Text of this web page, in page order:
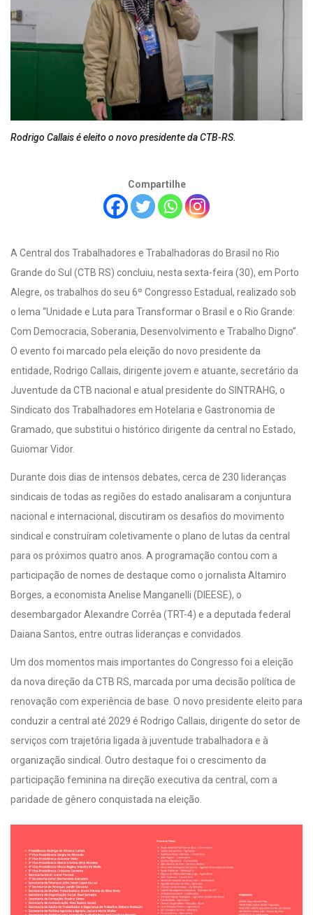
Rodrigo Callais é eleito o novo presidente da CTB-RS.
Compartilhe
A Central dos Trabalhadores e Trabalhadoras do Brasil no Rio
Grande do Sul (CTB RS) concluiu, nesta sexta-feira (30), em Porto
Alegre, os trabalhos do seu 6º Congresso Estadual, realizado sob
o lema “Unidade e Luta para Transformar o Brasil e o Rio Grande:
Com Democracia, Soberania, Desenvolvimento e Trabalho Digno”.
O evento foi marcado pela eleição do novo presidente da
entidade, Rodrigo Callais, dirigente jovem e atuante, secretário da
Juventude da CTB nacional e atual presidente do SINTRAHG, o
Sindicato dos Trabalhadores em Hotelaria e Gastronomia de
Gramado, que substitui o histórico dirigente da central no Estado,
Guiomar Vidor.
Durante dois dias de intensos debates, cerca de 230 lideranças
sindicais de todas as regiões do estado analisaram a conjuntura
nacional e internacional, discutiram os desafios do movimento
sindical e construíram coletivamente o plano de lutas da central
para os próximos quatro anos. A programação contou com a
participação de nomes de destaque como o jornalista Altamiro
Borges, a economista Anelise Manganelli (DIEESE), o
desembargador Alexandre Corrêa (TRT-4) e a deputada federal
Daiana Santos, entre outras lideranças e convidados.
Um dos momentos mais importantes do Congresso foi a eleição
da nova direção da CTB RS, marcada por uma decisão política de
renovação com experiência de base. O novo presidente eleito para
conduzir a central até 2029 é Rodrigo Callais, dirigente do setor de
serviços com trajetória ligada à juventude trabalhadora e à
organização sindical. Outro destaque foi o crescimento da
participação feminina na direção executiva da central, com a
paridade de gênero conquistada na eleição.